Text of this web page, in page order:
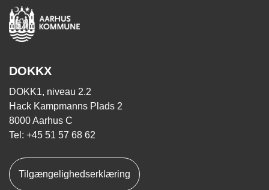
DOKKX
DOKK1, niveau 2.2
Hack Kampmanns Plads 2
8000 Aarhus C
Tel: +45 51 57 68 62
Tilgængelighedserklæring